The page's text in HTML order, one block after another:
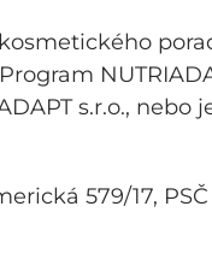
s.r.o., nebo
579/17,